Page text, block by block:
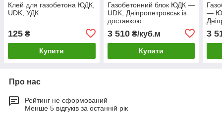
Клей для газобетона ЮДК,
UDK, УДК
125 ₴
Купити
Газобетонний блок ЮДК —
UDK, Дніпропетровськ із
доставкою
3 510₴/куб.м
Купити
—
3
Про нас
Рейтинг не сформований
Менше 5 відгуків за останній рік